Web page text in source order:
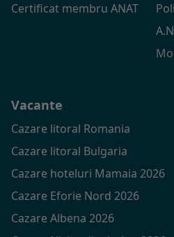
Certificat membru ANAT
Vacante
Cazare litoral Romania
Cazare litoral Bulgaria
Cazare hoteluri Mamaia 2026
Cazare Eforie Nord 2026
Cazare Albena 2026